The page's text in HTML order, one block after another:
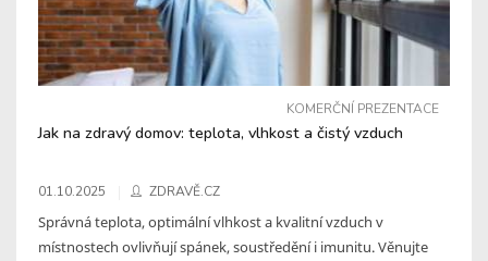
KOMERČNÍ PREZENTACE
Jak na zdravý domov: teplota, vlhkost a čistý vzduch
01.10.2025 ZDRAVĚ.CZ
Správná teplota, optimální vlhkost a kvalitní vzduch v
místnostech ovlivňují spánek, soustředění i imunitu. Věnujte